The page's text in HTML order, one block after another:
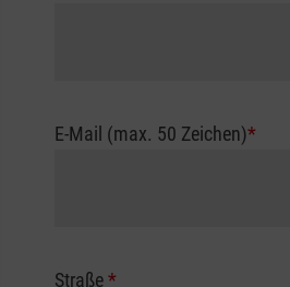
E-Mail (max. 50 Zeichen)*
Straße*